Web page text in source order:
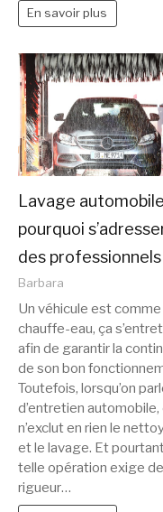
En savoir plus
Lavage
pourquoi
des professionnels
Barbara
Un véhicule est comme
chauffe-eau, ça
afin de garantir la
de son bon
Toutefois, lorsqu’on
d’entretien automobile,
n’exclut en rien le
et le lavage. Et
telle opération exige
rigueur…